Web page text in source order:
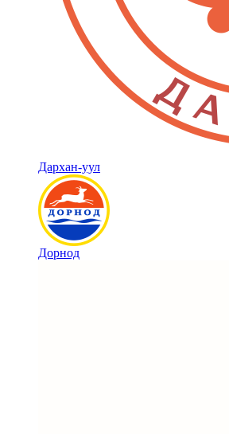
Дархан-уул
Дорнод